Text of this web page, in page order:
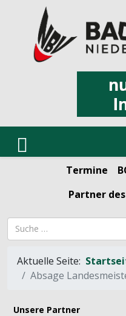
Termine
Partner des
Suchbegriff
Aktuelle Seite:
Absage
Unsere Partner